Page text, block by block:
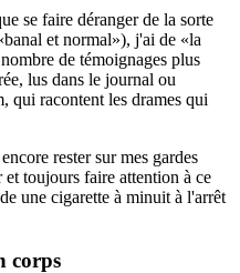
se faire déranger de la sorte
et normal»), j'ai de «la
de témoignages plus
lus dans le journal ou
qui racontent les drames qui
rester sur mes gardes
toujours faire attention à ce
une cigarette à minuit à l'arrêt
corps